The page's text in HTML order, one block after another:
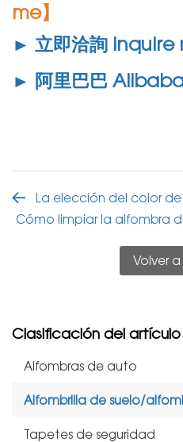
me】
► 立即洽詢 Inquire
► 阿里巴巴
La elección del color
Cómo limpiar la alfombra
Volver
Clasificación del artículo
Alfombras de auto
Alfombrilla de suelo/
Tapetes de seguridad